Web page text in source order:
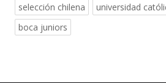
selección chilena
universidad
boca juniors